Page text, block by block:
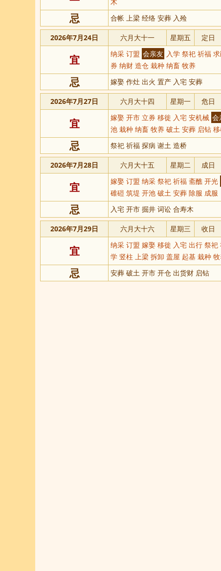
忌 合帐 上梁 经络 安葬 入殓
2026年7月24日 六月大十一 星期五 定日
宜 纳采 订盟 会亲友 入学 祭祀 祈福
券 纳财 造仓 栽种 纳畜 牧养
忌 嫁娶 作灶 出火 置产 入宅 安葬
2026年7月27日 六月大十四 星期一 危日
宜 嫁娶 开市 立券 移徙 入宅 安机械 会
池 栽种 纳畜 牧养 破土 安葬 启钻
忌 祭祀 祈福 探病 谢土 造桥
2026年7月28日 六月大十五 星期二 成日
宜 嫁娶 订盟 纳采 祭祀 祈福 斋醮 开光
碓磑 筑堤 开池 破土 安葬 除服 成服
忌 入宅 开市 掘井 词讼 合寿木
2026年7月29日 六月大十六 星期三 收日
宜 纳采 订盟 嫁娶 移徙 入宅 出行 祭
学 竖柱 上梁 拆卸 盖屋 起基 栽种
忌 安葬 破土 开市 开仓 出货财 启钻